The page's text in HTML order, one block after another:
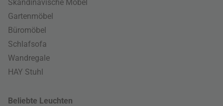
Skandinavische Möbel
Gartenmöbel
Büromöbel
Schlafsofa
Wandregale
HAY Stuhl
Beliebte Leuchten